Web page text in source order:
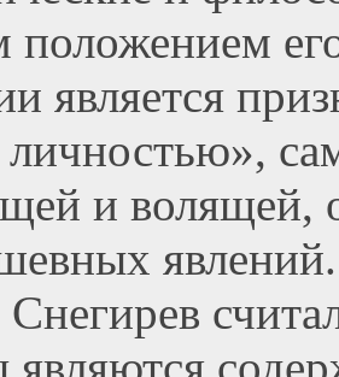
положением
является
и волящей,